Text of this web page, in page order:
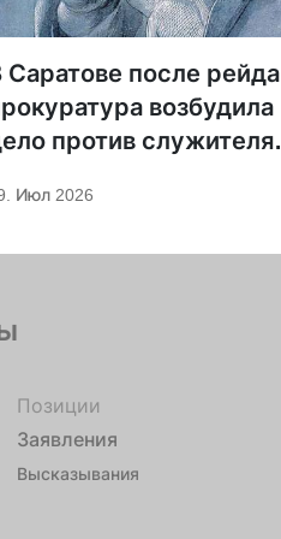
Саратове после рейда
возбудила
против служителя
Июл 2026
Позиции
Заявления
Высказывания